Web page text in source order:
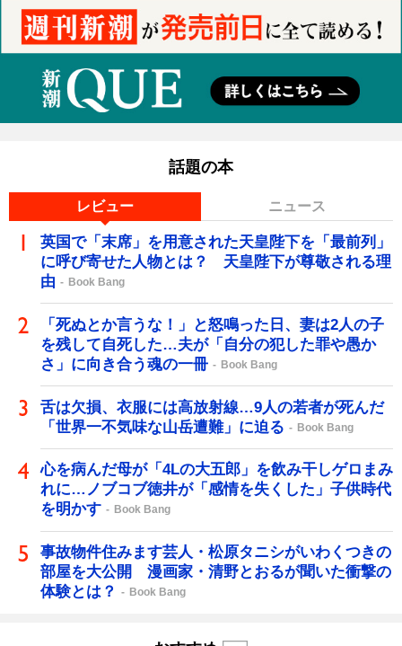
話題の本
レビュー ニュース
英国で「末席」を用意された天皇陛下を「最前列」
に呼び寄せた人物とは？ 天皇陛下が尊敬される理
由
Book Bang
「死ぬとか言うな！」と怒鳴った日、妻は2人の子
を残して自死した…夫が「自分の犯した罪や愚か
さ」に向き合う魂の一冊
Book Bang
舌は欠損、衣服には高放射線…9人の若者が死んだ
「世界一不気味な山岳遭難」に迫る
Book Bang
心を病んだ母が「4Lの大五郎」を飲み干しゲロまみ
れに…ノブコブ徳井が「感情を失くした」子供時代
を明かす
Book Bang
事故物件住みます芸人・松原タニシがいわくつきの
部屋を大公開 漫画家・清野とおるが聞いた衝撃の
体験とは？
Book Bang